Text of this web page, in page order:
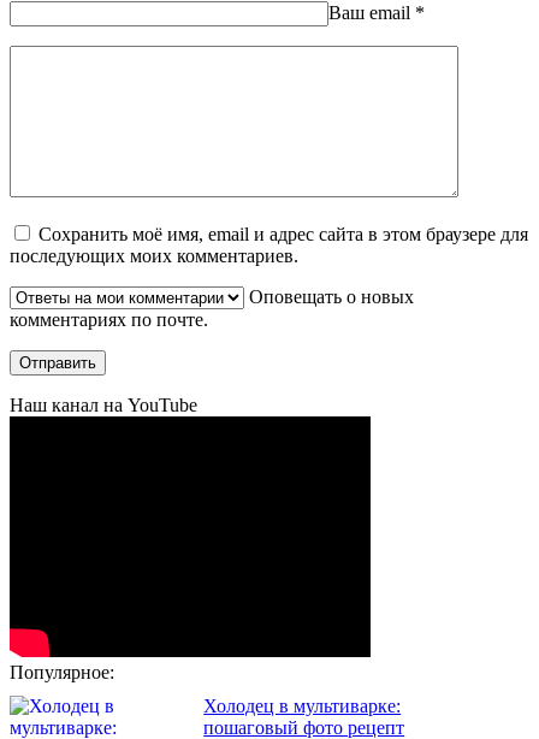
Ваш еmail *
Сохранить моё имя, email и адрес сайта в этом браузере для
последующих моих комментариев.
Оповещать о новых
комментариях по почте.
Наш канал на YouTube
Популярное:
Холодец в мультиварке:
пошаговый фото рецепт